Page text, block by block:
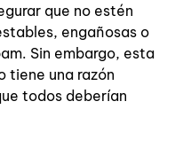
que no estén
engañosas o
Sin embargo, esta
tiene una razón
todos deberían